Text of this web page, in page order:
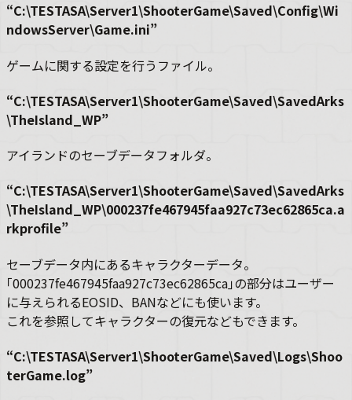
“C:\TESTASA\Server1\ShooterGame\Saved\Config\Wi
ndowsServer\Game.ini”
ゲームに関する設定を行うファイル。
“C:\TESTASA\Server1\ShooterGame\Saved\SavedArks
\TheIsland_WP”
アイランドのセーブデータフォルダ。
“C:\TESTASA\Server1\ShooterGame\Saved\SavedArks
\TheIsland_WP\000237fe467945faa927c73ec62865ca.a
rkprofile”
セーブデータ内にあるキャラクターデータ。
｢000237fe467945faa927c73ec62865ca｣の部分はユーザー
に与えられるEOSID、BANなどにも使います。
これを参照してキャラクターの復元などもできます。
“C:\TESTASA\Server1\ShooterGame\Saved\Logs\Shoo
terGame.log”